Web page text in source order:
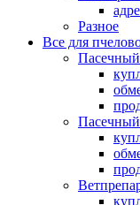
Разное
Все для
Пасечный